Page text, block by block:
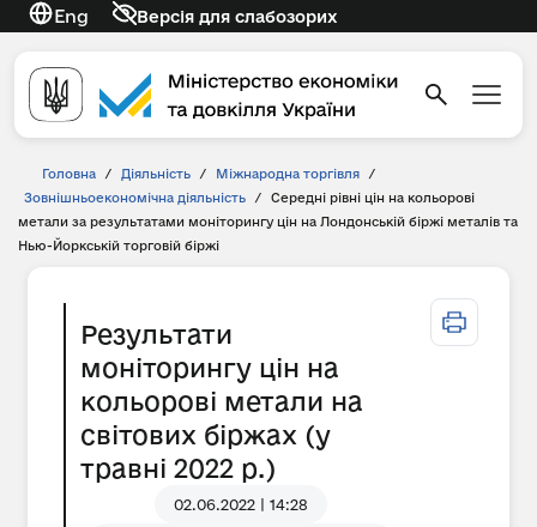
Eng Версія для слабозорих
Головна / Діяльність / Міжнародна торгівля
/
Зовнішньоекономічна діяльність
/
Середні рівні цін на кольорові
метали за результатами моніторингу цін на Лондонській біржі металів та
Нью-Йоркській торговій біржі
Результати
моніторингу цін на
кольорові метали на
світових біржах (у
травні 2022 р.)
02.06.2022 | 14:28